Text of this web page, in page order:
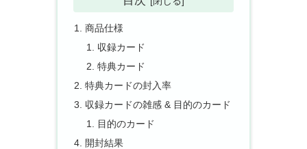
商品仕様
収録カード
特典カード
特典カードの封入率
収録カードの雑感 & 目的のカード
目的のカード
開封結果